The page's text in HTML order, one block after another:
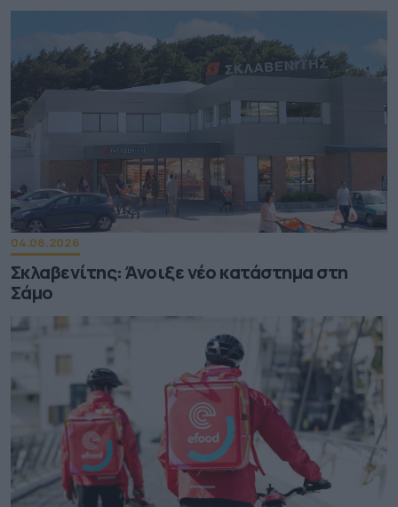
04.08.2026
Σκλαβενίτης: Άνοιξε νέο κατάστημα στη
Σάμο